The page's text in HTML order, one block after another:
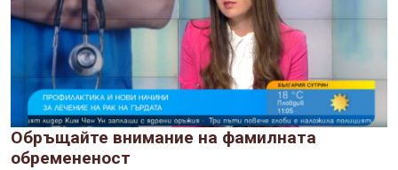
Обръщайте внимание на фамилната
обремененост